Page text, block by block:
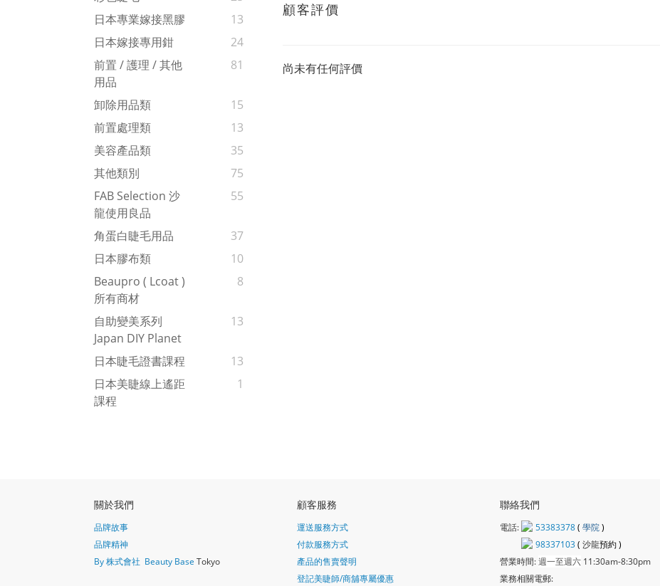
日本專業嫁接黑膠
13
日本嫁接專用鉗
24
前置 / 護理 / 其他
用品
81
卸除用品類
15
前置處理類
13
美容產品類
35
其他類別
75
FAB Selection 沙
龍使用良品
55
角蛋白睫毛用品
37
日本膠布類
10
Beaupro ( Lcoat )
所有商材
8
自助變美系列
Japan DIY Planet
13
日本睫毛證書課程
13
日本美睫線上遙距
課程
1
顧客評價
尚未有任何評價
關於我們
品牌故事
品牌精神
By 株式會社 Beauty Base Tokyo
顧客服務
運送服務方式
付款服務方式
產品的售賣聲明
登記美睫師/商舖專屬優惠
聯絡我們
電話: 53383378( 學院)
98337103( 沙龍預約 )
營業時間:週一至週六 11:30am-8:30pm
業務相關電郵: